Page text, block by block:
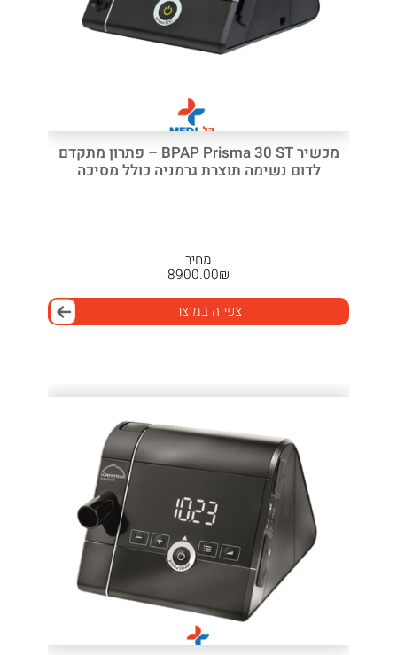
מכשיר BPAP Prisma 30 ST – פתרון מתקדם
לדום נשימה תוצרת גרמניה כולל מסיכה
מחיר
₪
8900.00
צפייה במוצר